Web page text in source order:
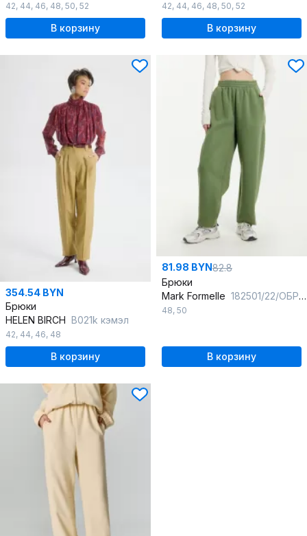
42, 44, 46, 48, 50, 52
В корзину
42, 44, 46, 48, 50, 52
В корзину
354.54 BYN
Брюки
HELEN BIRCH В021k кэмэл
42, 44, 46, 48
В корзину
81.98 BYN82.8
Брюки
Mark Formelle 182501/22/ОБР25581П-7П водяная_лилия_ACID_009Б_Эйсид
48, 50
В корзину